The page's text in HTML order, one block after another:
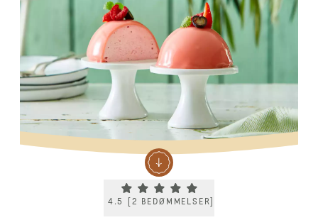
Current rating 4.5. Click to rate.
4.5 2 BEDØMMELSER